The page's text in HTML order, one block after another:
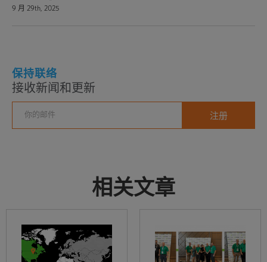
9 月 29th, 2025
保持联络
接收新闻和更新
相关文章